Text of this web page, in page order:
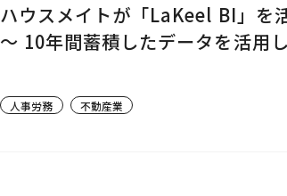
ハウスメイトが「LaKeel BI」を
～ 10年間蓄積したデータを活用
人事労務 不動産業